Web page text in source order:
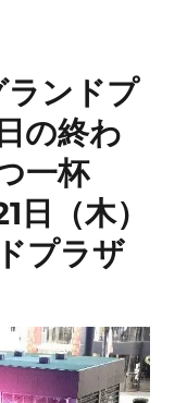
ンドプ
の終わ
一杯
（木）
プラザ